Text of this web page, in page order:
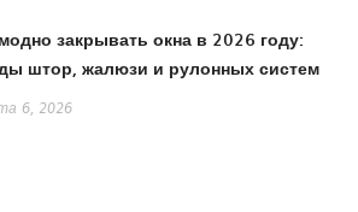
закрывать окна в 2026 году:
штор, жалюзи и рулонных систем
6, 2026